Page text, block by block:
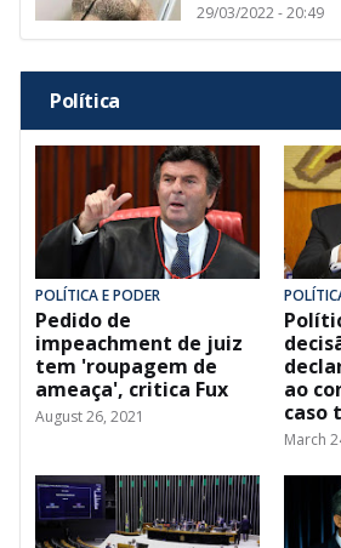
29/03/2022 - 20:49
Política
POLÍTICA E PODER
Pedido de
impeachment de juiz
tem 'roupagem de
ameaça', critica Fux
August 26, 2021
ao
caso
March